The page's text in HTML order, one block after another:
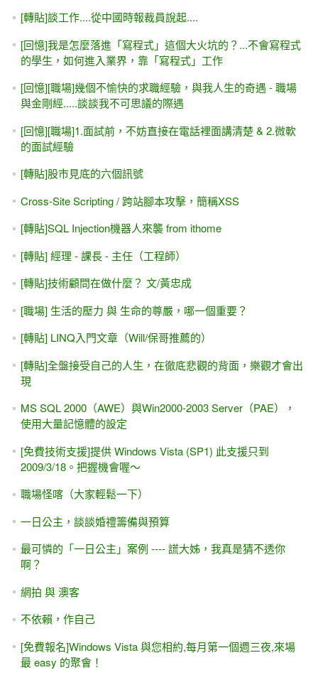
[轉貼]談工作....從中國時報裁員說起....
[回憶]我是怎麼落進「寫程式」這個大火坑的？...不會寫程式
的學生，如何進入業界，靠「寫程式」工作
[回憶][職場]幾個不愉快的求職經驗，與我人生的奇遇 - 職場
與金剛經.....談談我不可思議的際遇
[回憶][職場]1.面試前，不妨直接在電話裡面講清楚 & 2.微軟
的面試經驗
[轉貼]股市見底的六個訊號
Cross-Site Scripting / 跨站腳本攻擊，簡稱XSS
[轉貼]SQL Injection機器人來襲 from ithome
[轉貼] 經理 - 課長 - 主任（工程師）
[轉貼]技術顧問在做什麼？ 文/黃忠成
[職場] 生活的壓力 與 生命的尊嚴，哪一個重要？
[轉貼] LINQ入門文章（Will/保哥推薦的）
[轉貼]全盤接受自己的人生，在徹底悲觀的背面，樂觀才會出
現
MS SQL 2000（AWE）與Win2000-2003 Server（PAE），
使用大量記憶體的設定
[免費技術支援]提供 Windows Vista (SP1) 此支援只到
2009/3/18。把握機會喔～
職場怪喀（大家輕鬆一下）
一日公主，談談婚禮籌備與預算
最可憐的「一日公主」案例 ---- 謊大姊，我真是猜不透你
啊？
網拍 與 澳客
不依賴，作自己
[免費報名]Windows Vista 與您相約,每月第一個週三夜,來場
最 easy 的聚會！